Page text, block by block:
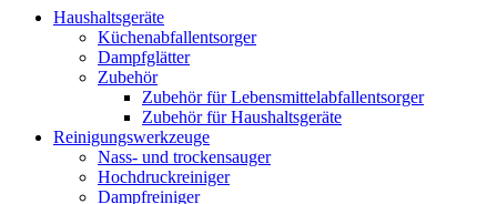
Haushaltsgeräte
Küchenabfallentsorger
Dampfglätter
Zubehör
Zubehör für Lebensmittelabfallentsorger
Zubehör für Haushaltsgeräte
Reinigungswerkzeuge
Nass- und trockensauger
Hochdruckreiniger
Dampfreiniger